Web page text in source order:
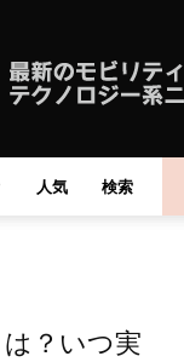
人気 検索
？いつ実